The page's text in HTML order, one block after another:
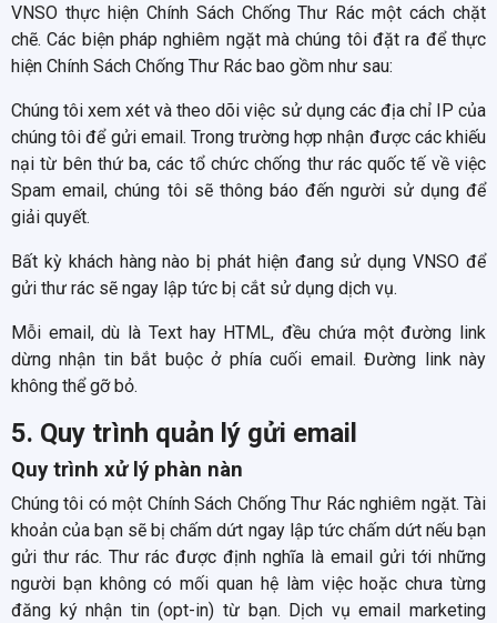
VNSO thực hiện Chính Sách Chống Thư Rác một cách chặt
chẽ. Các biện pháp nghiêm ngặt mà chúng tôi đặt ra để thực
hiện Chính Sách Chống Thư Rác bao gồm như sau:
Chúng tôi xem xét và theo dõi việc sử dụng các địa chỉ IP của
chúng tôi để gửi email. Trong trường hợp nhận được các khiếu
nại từ bên thứ ba, các tổ chức chống thư rác quốc tế về việc
Spam email, chúng tôi sẽ thông báo đến người sử dụng để
giải quyết.
Bất kỳ khách hàng nào bị phát hiện đang sử dụng VNSO để
gửi thư rác sẽ ngay lập tức bị cắt sử dụng dịch vụ.
Mỗi email, dù là Text hay HTML, đều chứa một đường link
dừng nhận tin bắt buộc ở phía cuối email. Đường link này
không thể gỡ bỏ.
5. Quy trình quản lý gửi email
Quy trình xử lý phàn nàn
Chúng tôi có một Chính Sách Chống Thư Rác nghiêm ngặt. Tài
khoản của bạn sẽ bị chấm dứt ngay lập tức chấm dứt nếu bạn
gửi thư rác. Thư rác được định nghĩa là email gửi tới những
người bạn không có mối quan hệ làm việc hoặc chưa từng
đăng ký nhận tin (opt-in) từ bạn. Dịch vụ email marketing